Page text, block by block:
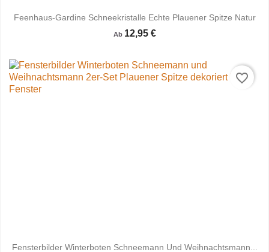
Feenhaus-Gardine Schneekristalle Echte Plauener Spitze Natur
Ab 12,95 €
Fensterbilder Winterboten Schneemann Und Weihnachtsmann...
favorite_border